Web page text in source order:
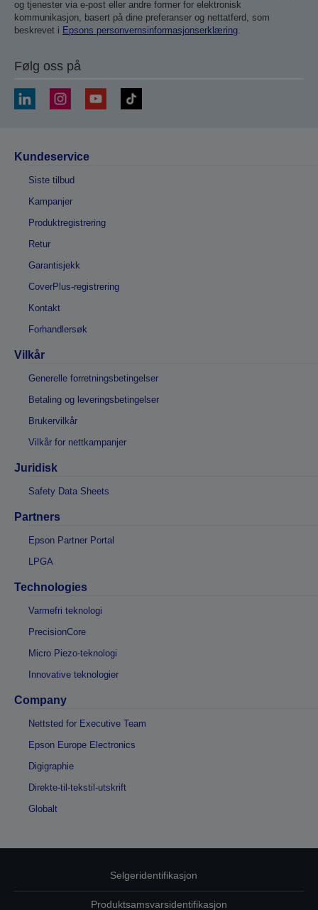
og tjenester via e-post eller andre former for elektronisk
kommunikasjon, basert på dine preferanser og nettatferd, som
beskrevet i Epsons personvernsinformasjonserklæring.
Følg oss på
Kundeservice
Siste tilbud
Kampanjer
Produktregistrering
Retur
Garantisjekk
CoverPlus-registrering
Kontakt
Forhandlersøk
Vilkår
Generelle forretningsbetingelser
Betaling og leveringsbetingelser
Brukervilkår
Vilkår for nettkampanjer
Juridisk
Safety Data Sheets
Partners
Epson Partner Portal
LPGA
Technologies
Varmefri teknologi
PrecisionCore
Micro Piezo-teknologi
Innovative teknologier
Company
Nettsted for Executive Team
Epson Europe Electronics
Digigraphie
Direkte-til-tekstil-utskrift
Globalt
Selgeridentifikasjon
Produktsamsvarsidentifikasjon